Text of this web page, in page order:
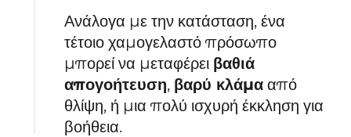
Ανάλογα με την κατάσταση, ένα
τέτοιο χαμογελαστό πρόσωπο
μπορεί να μεταφέρει βαθιά
απογοήτευση, βαρύ κλάμα από
θλίψη, ή μια πολύ ισχυρή έκκληση για
βοήθεια.